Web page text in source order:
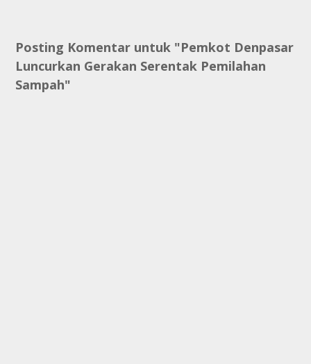
Posting Komentar untuk "Pemkot Denpasar
Luncurkan Gerakan Serentak Pemilahan
Sampah"